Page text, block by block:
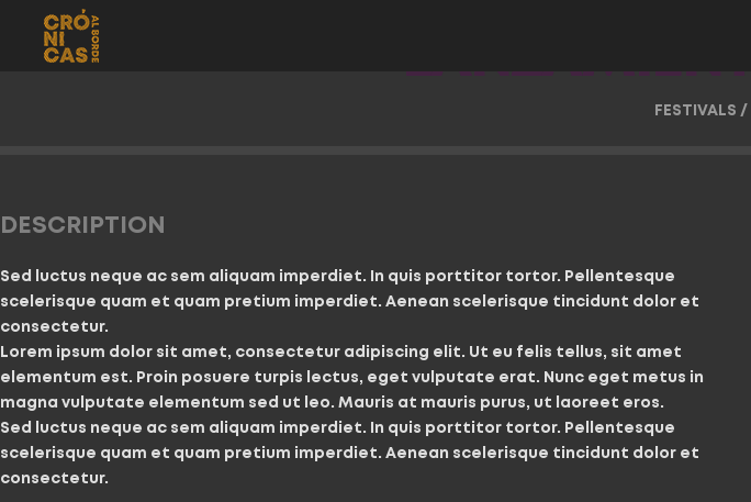
FESTIVALS /
DESCRIPTION
Sed luctus neque ac sem aliquam imperdiet. In quis porttitor tortor. Pellentesque
scelerisque quam et quam pretium imperdiet. Aenean scelerisque tincidunt dolor et
consectetur.
Lorem ipsum dolor sit amet, consectetur adipiscing elit. Ut eu felis tellus, sit amet
elementum est. Proin posuere turpis lectus, eget vulputate erat. Nunc eget metus in
magna vulputate elementum sed ut leo. Mauris at mauris purus, ut laoreet eros.
Sed luctus neque ac sem aliquam imperdiet. In quis porttitor tortor. Pellentesque
scelerisque quam et quam pretium imperdiet. Aenean scelerisque tincidunt dolor et
consectetur.